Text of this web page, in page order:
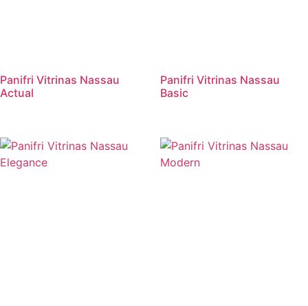
Panifri Vitrinas Nassau
Actual
Panifri Vitrinas Nassau
Basic